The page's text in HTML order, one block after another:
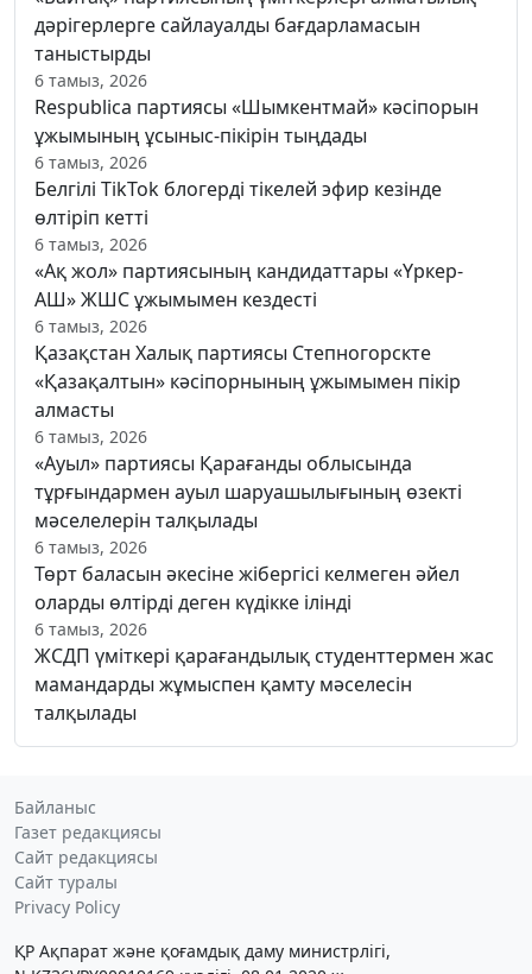
дәрігерлерге сайлауалды бағдарламасын
таныстырды
6 тамыз, 2026
Respublica партиясы «Шымкентмай» кәсіпорын
ұжымының ұсыныс-пікірін тыңдады
6 тамыз, 2026
Белгілі TikTok блогерді тікелей эфир кезінде
өлтіріп кетті
6 тамыз, 2026
«Ақ жол» партиясының кандидаттары «Үркер-
АШ» ЖШС ұжымымен кездесті
6 тамыз, 2026
Қазақстан Халық партиясы Степногорскте
«Қазақалтын» кәсіпорнының ұжымымен пікір
алмасты
6 тамыз, 2026
«Ауыл» партиясы Қарағанды облысында
тұрғындармен ауыл шаруашылығының өзекті
мәселелерін талқылады
6 тамыз, 2026
Төрт баласын әкесіне жібергісі келмеген әйел
оларды өлтірді деген күдікке ілінді
6 тамыз, 2026
ЖСДП үміткері қарағандылық студенттермен жас
мамандарды жұмыспен қамту мәселесін
талқылады
Байланыс
Газет редакциясы
Сайт редакциясы
Сайт туралы
Privacy Policy
ҚР Ақпарат және қоғамдық даму министрлігі,